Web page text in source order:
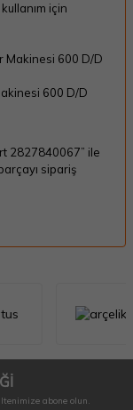
için
Makinesi 600 D/D
600 D/D
2827840067” ile
sipariş
abone olun.